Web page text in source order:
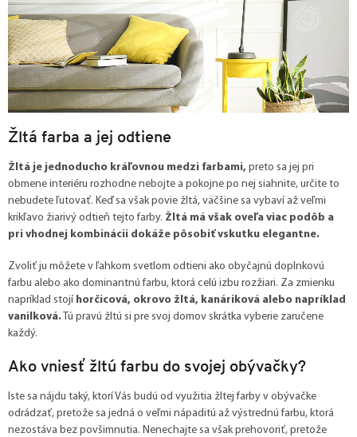
Žltá farba a jej odtiene
Žltá je jednoducho kráľovnou medzi farbami, preto sa jej pri
obmene interiéru rozhodne nebojte a pokojne po nej siahnite, určite to
nebudete ľutovať. Keď sa však povie žltá, väčšine sa vybaví až veľmi
krikľavo žiarivý odtieň tejto farby. Žltá má však oveľa viac podôb a
pri vhodnej kombinácii dokáže pôsobiť vskutku elegantne.
Zvoliť ju môžete v ľahkom svetlom odtieni ako obyčajnú doplnkovú
farbu alebo ako dominantnú farbu, ktorá celú izbu rozžiari. Za zmienku
napríklad stojí horčicová, okrovo žltá, kanáriková alebo napríklad
vanilková. Tú pravú žltú si pre svoj domov skrátka vyberie zaručene
každý.
Ako vniesť žltú farbu do svojej obývačky?
Iste sa nájdu taký, ktorí Vás budú od využitia žltej farby v obývačke
odrádzať, pretože sa jedná o veľmi nápaditú až výstrednú farbu, ktorá
nezostáva bez povšimnutia. Nenechajte sa však prehovoriť, pretože